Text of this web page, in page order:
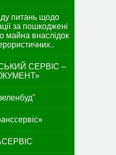
питань щодо
за пошкоджені
майна внаслідок
СЕРВІС –